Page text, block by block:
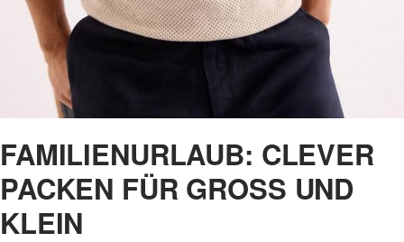
FAMILIENURLAUB: CLEVER
PACKEN FÜR GROSS UND K
LEIN